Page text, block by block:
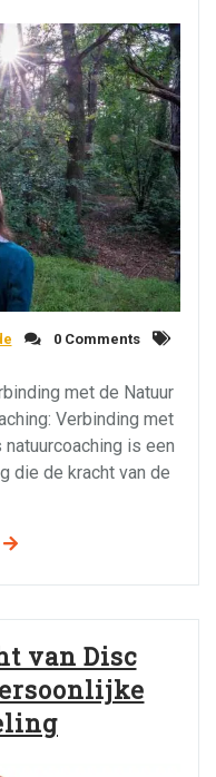
0 Comments
met de Natuur
Verbinding met
is een
die de kracht van de
van Disc